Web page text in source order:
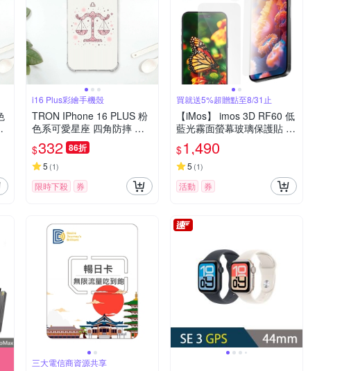
i16 Plus彩繪手機殼
TRON IPhone 16 PLUS 粉
色系可愛星座 四角防摔 軟
殼 手機殼
$332 86折
5 (1)
限時下殺 券
買就送5%超贈點至8/31止
【iMos】 imos 3D RF60 低
藍光霧面螢幕玻璃保護貼 i1
6 pro / 16 pro max
$1,490
5 (1)
活動 券
三大電信商資源共享